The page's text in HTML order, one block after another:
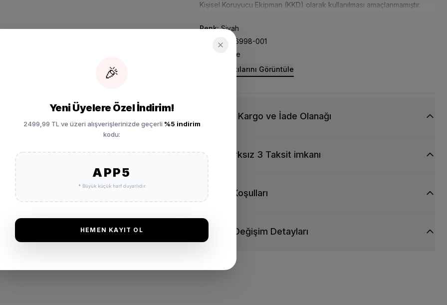
Kişisel Koruyucu Ekipman (KKD) olarak kullanılması amaçlanmamıştır.
Renk:Siyah
Model: HF6998-001
Nike
Ürün Ayrıntılarını Görüntüle
Ücretsiz Kargo ve İade Olanağı
Vade Farksız 3 Taksit imkanı
Garanti Koşulları
İade ve Değişim Detayları
104
🎉
Yeni Üyelere Özel İndirim!
2499,99 TL ve üzeri alışverişlerinizde geçerli %5 indirim
kodu:
APP5
* Büyük küçük harf duyarlıdır
HEMEN KAYIT OL